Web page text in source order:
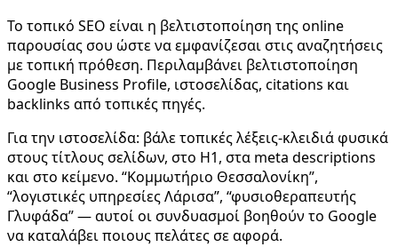
Το τοπικό SEO είναι η βελτιστοποίηση της online
παρουσίας σου ώστε να εμφανίζεσαι στις αναζητήσεις
με τοπική πρόθεση. Περιλαμβάνει βελτιστοποίηση
Google Business Profile, ιστοσελίδας, citations και
backlinks από τοπικές πηγές.
Για την ιστοσελίδα: βάλε τοπικές λέξεις-κλειδιά φυσικά
στους τίτλους σελίδων, στο H1, στα meta descriptions
και στο κείμενο. “Κομμωτήριο Θεσσαλονίκη”,
“λογιστικές υπηρεσίες Λάρισα”, “φυσιοθεραπευτής
Γλυφάδα” — αυτοί οι συνδυασμοί βοηθούν το Google
να καταλάβει ποιους πελάτες σε αφορά.